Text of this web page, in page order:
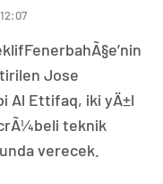
Jose
Al Ettifaq, iki yÄ±l
teknik
verecek.